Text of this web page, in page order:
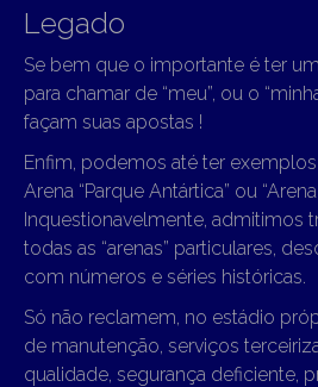
Legado
Se bem que o importante é ter
para chamar de “meu”, ou o
façam suas apostas !
Enfim, podemos até ter
Arena “Parque Antártica” ou “Arena
Inquestionavelmente, admitimos
todas as “arenas” particulares,
com números e séries históricas.
Só não reclamem, no estádio
de manutenção, serviços
qualidade, segurança deficiente,